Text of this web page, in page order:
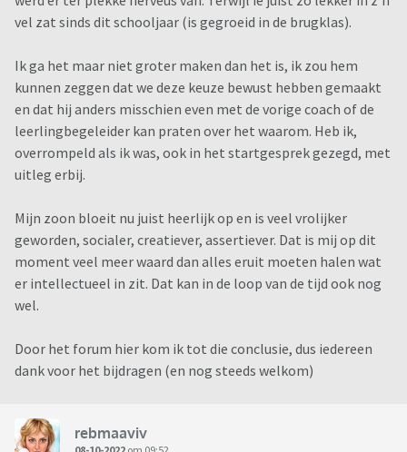
vel zat sinds dit schooljaar (is gegroeid in de brugklas).
Ik ga het maar niet groter maken dan het is, ik zou hem
kunnen zeggen dat we deze keuze bewust hebben gemaakt
en dat hij anders misschien even met de vorige coach of de
leerlingbegeleider kan praten over het waarom. Heb ik,
overrompeld als ik was, ook in het startgesprek gezegd, met
uitleg erbij.
Mijn zoon bloeit nu juist heerlijk op en is veel vrolijker
geworden, socialer, creatiever, assertiever. Dat is mij op dit
moment veel meer waard dan alles eruit moeten halen wat
er intellectueel in zit. Dat kan in de loop van de tijd ook nog
wel.
Door het forum hier kom ik tot die conclusie, dus iedereen
dank voor het bijdragen (en nog steeds welkom)
rebmaaviv